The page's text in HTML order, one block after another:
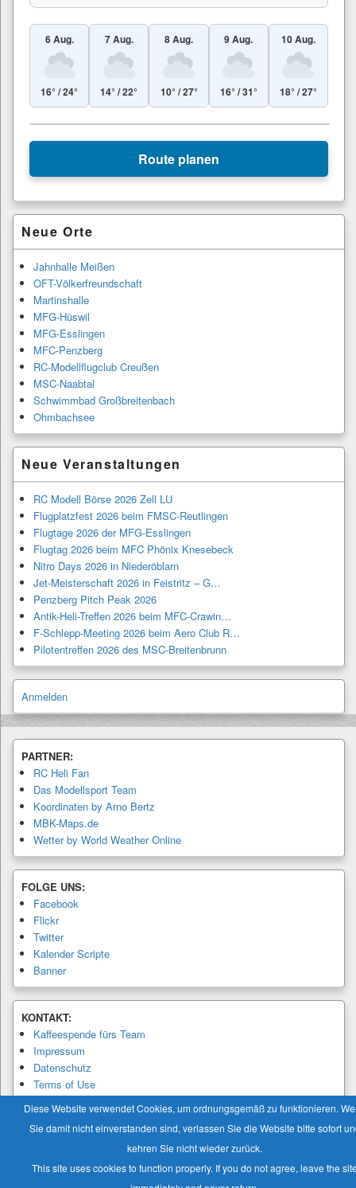
6 Aug.
16° / 24°
7 Aug.
14° / 22°
8 Aug.
10° / 27°
9 Aug.
16° / 31°
10 Aug.
18° / 27°
+
Route planen
Primärer
Seitenleisten-
Widgetbereich
Neue Orte
Jahnhalle Meißen
OFT-Völkerfreundschaft
Martinshalle
MFG-Hüswil
MFG-Esslingen
MFC-Penzberg
RC-Modellflugclub Creußen
MSC-Naabtal
Schwimmbad Großbreitenbach
Ohmbachsee
Neue Veranstaltungen
RC Modell Börse 2026 Zell LU
Flugplatzfest 2026 beim FMSC-Reutlingen
Flugtage 2026 der MFG-Esslingen
Flugtag 2026 beim MFC Phönix Knesebeck
Nitro Days 2026 in Niederöblarn
Jet-Meisterschaft 2026 in Feistritz – G…
Penzberg Pitch Peak 2026
Antik-Heli-Treffen 2026 beim MFC-Crawin…
F-Schlepp-Meeting 2026 beim Aero Club R…
Pilotentreffen 2026 des MSC-Breitenbrunn
Anmelden
PARTNER:
RC Heli Fan
Das Modellsport Team
Koordinaten by Arno Bertz
MBK-Maps.de
Wetter by World Weather Online
FOLGE UNS:
Facebook
Flickr
Twitter
Kalender Scripte
Banner
KONTAKT:
Kaffeespende fürs Team
Impressum
Datenschutz
Terms of Use
Privacy Policy
Copyright © 2026Modellbaukalender.info. Alle Rechte vorbehalten.
Diese Website verwendet Cookies, um ordnungsgemäß zu funktionieren.
Sie damit nicht einverstanden sind, verlassen Sie die Website bitte sofort
kehren Sie nicht wieder zurück.
This site uses cookies to function properly. If you do not agree, leave the